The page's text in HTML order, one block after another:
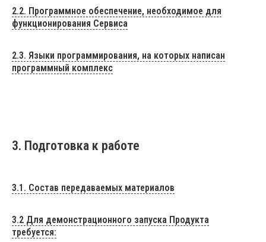
2.2. Программное обеспечение, необходимое для
функционирования Сервиса
2.3. Языки программирования, на которых написан
программный комплекс
3. Подготовка к работе
3.1. Состав передаваемых материалов
3.2 Для демонстрационного запуска Продукта
требуется: